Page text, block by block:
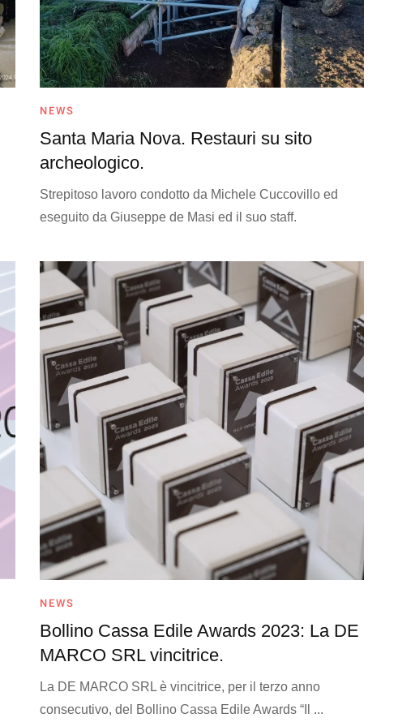
NEWS
Santa Maria Nova. Restauri su sito
archeologico.
Strepitoso lavoro condotto da Michele Cuccovillo ed
eseguito da Giuseppe de Masi ed il suo staff.
NEWS
Bollino Cassa Edile Awards 2023: La DE
MARCO SRL vincitrice.
La DE MARCO SRL è vincitrice, per il terzo anno
consecutivo, del Bollino Cassa Edile Awards “Il ...